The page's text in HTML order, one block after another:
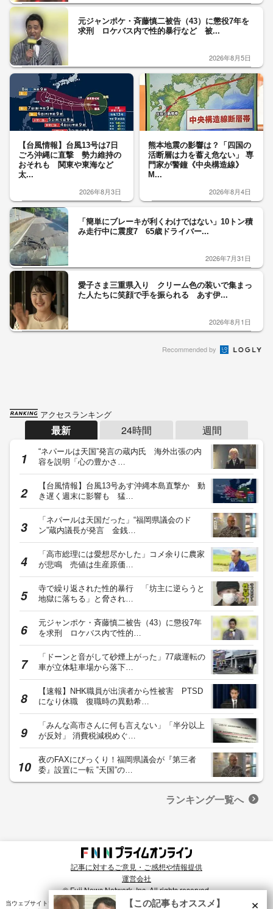
元ジャンポケ・斉藤慎二被告（43）に懲役7年を
求刑 ロケバス内で性的暴行など 被...
2026年8月5日
【台風情報】台風13号は7日
ごろ沖縄に直撃 勢力維持の
おそれも 関東や東海など
太...
2026年8月3日
熊本地震の影響は？「四国の
活断層は力を蓄え危ない」 専
門家が警鐘《中央構造線》
M...
2026年8月4日
「簡単にブレーキが利くわけではない」10トン積
み走行中に震度7 65歳ドライバー...
2026年7月31日
愛子さま三重県入り クリーム色の装いで集まっ
た人たちに笑顔で手を振られる あす伊...
2026年8月1日
Recommended by
アクセスランキング
最新 24時間 週間
“ネパールは天国”発言の蔵内氏 海外出張の内
容を説明「心の豊かさ…
【台風情報】台風13号あす沖縄本島直撃か 動
き遅く週末に影響も 猛…
「ネパールは天国だった」“福岡県議会のド
ン”蔵内議長が発言 金銭…
「高市総理には愛想尽かした」コメ余りに農家
が悲鳴 売値は生産原価…
寺で繰り返された性的暴行 「坊主に逆らうと
地獄に落ちる」と脅され…
元ジャンポケ・斉藤慎二被告（43）に懲役7年
を求刑 ロケバス内で性的…
「ドーンと音がして砂煙上がった」77歳運転の
車が立体駐車場から落下…
【速報】NHK職員が出演者から性被害 PTSD
になり休職 復職時の異動希…
「みんな高市さんに何も言えない」「半分以上
が反対」 消費税減税めぐ…
夜のFAXにびっくり！福岡県議会が『第三者
委』設置に一転 ‟天国”の…
ランキング一覧へ
記事に対するご意見・ご感想や情報提供
運営会社
© Fuji News Network, Inc. All rights reserved.
当ウェブサイトでは、ユーザのニーズ・興味・関⼼に合致したコンテンツや広告配信を提供する
×
【この記事もオススメ】